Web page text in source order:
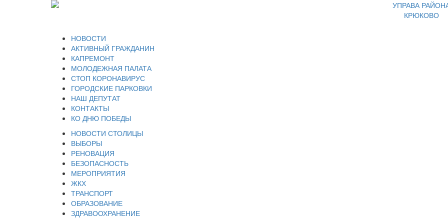
УПРАВА
КРЮКОВО
НОВОСТИ
АКТИВНЫЙ ГРАЖДАНИН
КАПРЕМОНТ
МОЛОДЕЖНАЯ ПАЛАТА
СТОП КОРОНАВИРУС
ГОРОДСКИЕ ПАРКОВКИ
НАШ ДЕПУТАТ
КОНТАКТЫ
КО ДНЮ ПОБЕДЫ
НОВОСТИ СТОЛИЦЫ
ВЫБОРЫ
РЕНОВАЦИЯ
БЕЗОПАСНОСТЬ
МЕРОПРИЯТИЯ
ЖКХ
ТРАНСПОРТ
ОБРАЗОВАНИЕ
ЗДРАВООХРАНЕНИЕ